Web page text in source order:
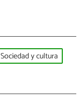
Sociedad y cultura